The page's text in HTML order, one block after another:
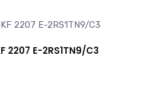
2207 E-2RS1TN9/C3